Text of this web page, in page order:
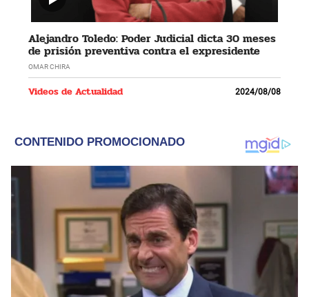
Alejandro Toledo: Poder Judicial dicta 30 meses
de prisión preventiva contra el expresidente
OMAR CHIRA
Videos de Actualidad 2024/08/08